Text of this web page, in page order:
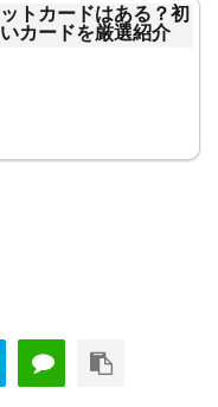
トカードはある？初
カードを厳選紹介